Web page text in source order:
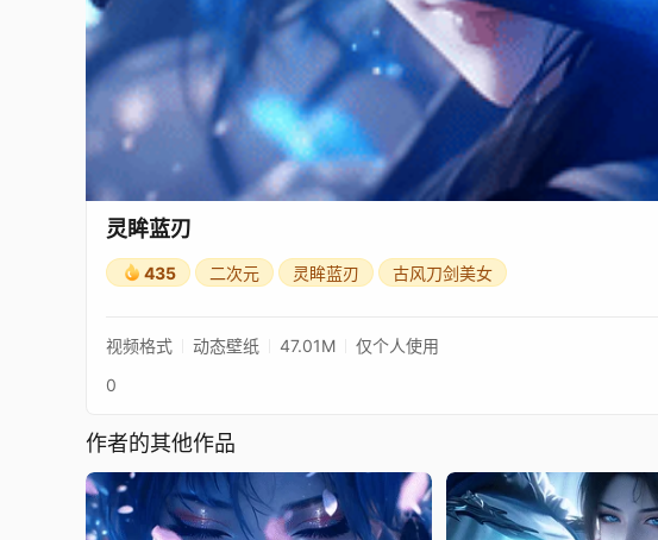
灵眸蓝刃
435 二次元 灵眸蓝刃 古风刀剑美女
视频格式 动态壁纸 47.01M 仅个人使用
0
作者的其他作品